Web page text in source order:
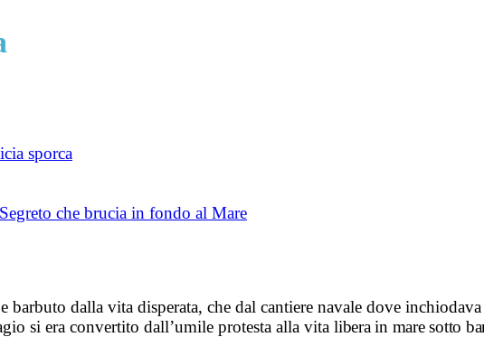
sporca
che brucia in fondo al Mare
barbuto dalla vita disperata, che dal cantiere navale dove
si era convertito dall’umile protesta alla vita libera in mare sotto